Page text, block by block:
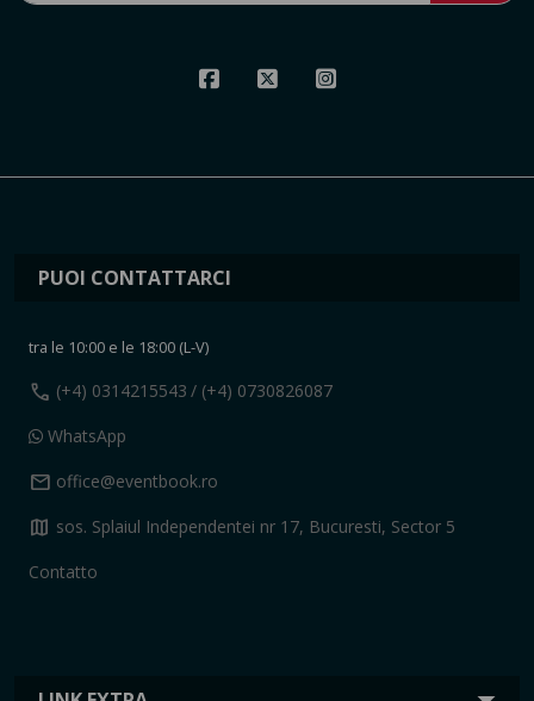
PUOI CONTATTARCI
tra le 10:00 e le 18:00 (L-V)
call (+4) 0314215543 / (+4) 0730826087
WhatsApp
mail office@eventbook.ro
map sos. Splaiul Independentei nr 17, Bucuresti, Sector 5
Contatto